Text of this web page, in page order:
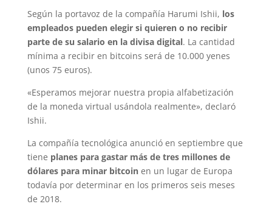
Según la portavoz de la compañía Harumi Ishii, los
empleados pueden elegir si quieren o no recibir
parte de su salario en la divisa digital. La cantidad
mínima a recibir en bitcoins será de 10.000 yenes
(unos 75 euros).
«Esperamos mejorar nuestra propia alfabetización
de la moneda virtual usándola realmente», declaró
Ishii.
La compañía tecnológica anunció en septiembre que
tiene planes para gastar más de tres millones de
dólares para minar bitcoinen un lugar de Europa
todavía por determinar en los primeros seis meses
de 2018.